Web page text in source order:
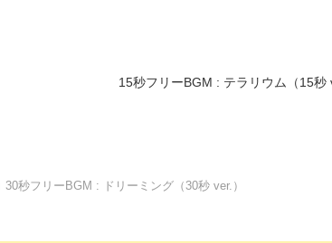
15秒フリーBGM : テラリウム（15秒
30秒フリーBGM : ドリーミング（30秒 ver.）